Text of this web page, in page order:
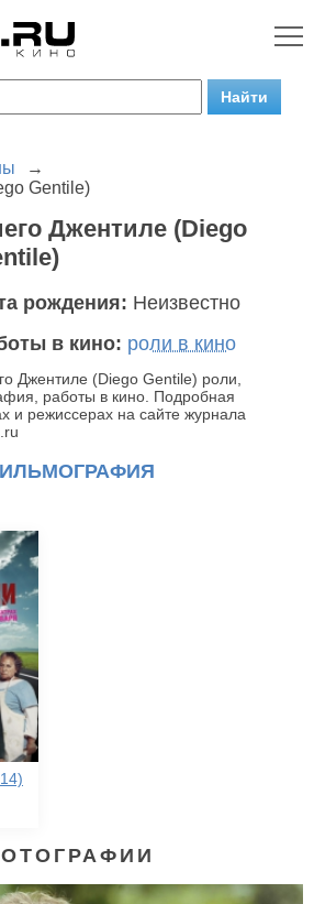
→
Gentile)
Джентиле (Diego
рождения: Неизвестно
в кино: роли в кино
Джентиле (Diego Gentile) роли,
работы в кино. Подробная
и режиссерах на сайте журнала